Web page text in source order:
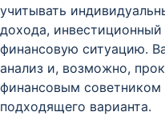
учитывать
дохода,
финансовую ситуацию.
анализ и, возможно,
финансовым советником
подходящего варианта.